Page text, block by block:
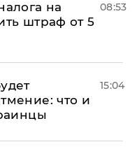
на
штраф от 5
08:53
что и
15:04